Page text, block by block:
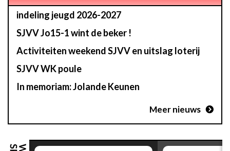
indeling jeugd 2026-2027
SJVV Jo15-1 wint de beker !
Activiteiten weekend SJVV en uitslag loterij
SJVV WK poule
In memoriam: Jolande Keunen
Meer nieuws